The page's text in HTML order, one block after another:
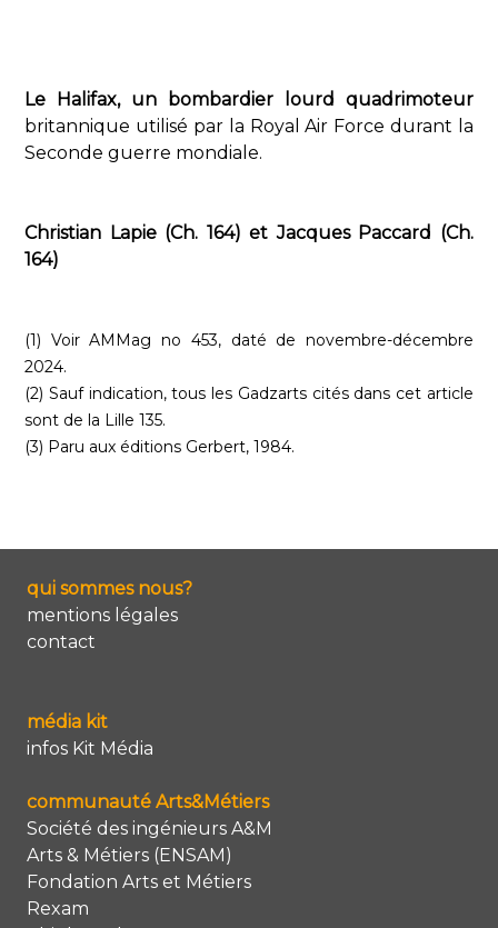
​​​​​​​​​​​​​​​​​​​​​​​​​​​​​​​​​​​Le Halifax, un bombardier lourd quadrimoteur
britannique utilisé par la Royal Air Force durant la
Seconde guerre mondiale.
​​​​​​​​​​​​​​​​​​​​​​​​​​​​Christian Lapie (Ch. 164) et Jacques Paccard (Ch.
164)
(1) Voir AMMag no 453, daté de novembre-décembre
2024.
(2) Sauf indication, tous les Gadzarts cités dans cet article
sont de la Lille 135.
(3) Paru aux éditions Gerbert, 1984.
qui sommes nous?
mentions légales
contact
média kit
infos Kit Média
communauté Arts&Métiers
Société des ingénieurs A&M
Arts & Métiers (ENSAM)
Fondation Arts et Métiers
Rexam